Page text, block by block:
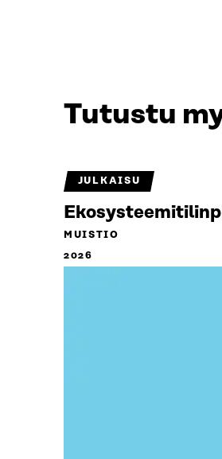
Tutustu
JULKAISU
MUISTIO
2026